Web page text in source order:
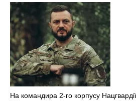
На командира 2-го корпусу